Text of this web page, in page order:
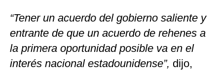
“Tener un acuerdo del gobierno saliente y
entrante de que un acuerdo de rehenes a
la primera oportunidad posible va en el
interés nacional estadounidense”, dijo,